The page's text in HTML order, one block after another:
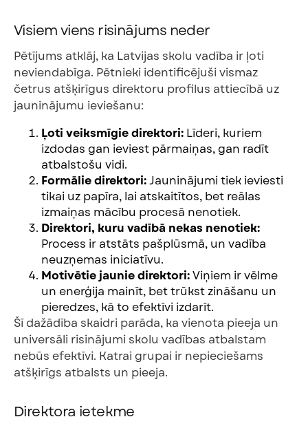
Visiem viens risinājums neder
Pētījums atklāj, ka Latvijas skolu vadība ir ļoti
neviendabīga. Pētnieki identificējuši vismaz
četrus atšķirīgus direktoru profilus attiecībā uz
jauninājumu ieviešanu:
Ļoti veiksmīgie direktori: Līderi, kuriem
izdodas gan ieviest pārmaiņas, gan radīt
atbalstošu vidi.
Formālie direktori:Jauninājumi tiek ieviesti
tikai uz papīra, lai atskaitītos, bet reālas
izmaiņas mācību procesā nenotiek.
Direktori, kuru vadībā nekas nenotiek:
Process ir atstāts pašplūsmā, un vadība
neuzņemas iniciatīvu.
Motivētie jaunie direktori:Viņiem ir vēlme
un enerģija mainīt, bet trūkst zināšanu un
pieredzes, kā to efektīvi izdarīt.
Šī dažādība skaidri parāda, ka vienota pieeja un
universāli risinājumi skolu vadības atbalstam
nebūs efektīvi. Katrai grupai ir nepieciešams
atšķirīgs atbalsts un pieeja.
Direktora ietekme